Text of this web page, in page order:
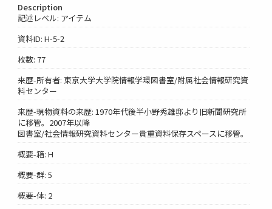
Description
記述レベル: アイテム
資料ID: H-5-2
枚数: 77
来歴-所有者: 東京大学大学院情報学環図書室/附属社会情報研究資
料センター
来歴-現物資料の来歴: 1970年代後半小野秀雄邸より旧新聞研究所
に移管。2007年以降
図書室/社会情報研究資料センター貴重資料保存スペースに移管。
概要-箱: H
概要-群: 5
概要-体: 2